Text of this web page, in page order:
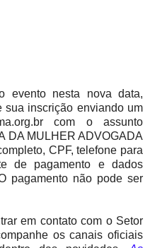
evento nesta nova data,
sua inscrição enviando um
com o assunto
DA MULHER ADVOGADA
CPF, telefone para
de pagamento e dados
pagamento não pode ser
em contato com o Setor
os canais oficiais